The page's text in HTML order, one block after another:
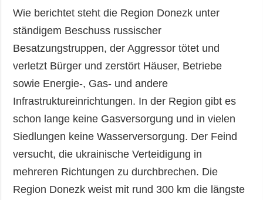
Wie berichtet steht die Region Donezk unter
ständigem Beschuss russischer
Besatzungstruppen, der Aggressor tötet und
verletzt Bürger und zerstört Häuser, Betriebe
sowie Energie-, Gas- und andere
Infrastruktureinrichtungen. In der Region gibt es
schon lange keine Gasversorgung und in vielen
Siedlungen keine Wasserversorgung. Der Feind
versucht, die ukrainische Verteidigung in
mehreren Richtungen zu durchbrechen. Die
Region Donezk weist mit rund 300 km die längste